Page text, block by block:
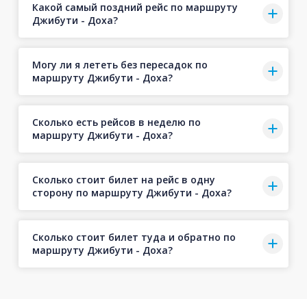
Какой самый поздний рейс по маршруту
Джибути - Доха?
Могу ли я лететь без пересадок по
маршруту Джибути - Доха?
Сколько есть рейсов в неделю по
маршруту Джибути - Доха?
Сколько стоит билет на рейс в одну
сторону по маршруту Джибути - Доха?
Сколько стоит билет туда и обратно по
маршруту Джибути - Доха?